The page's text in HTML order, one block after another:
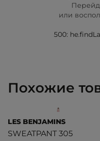
или
500:
Похожие
LES BENJAMINS
SWEATPANT 305